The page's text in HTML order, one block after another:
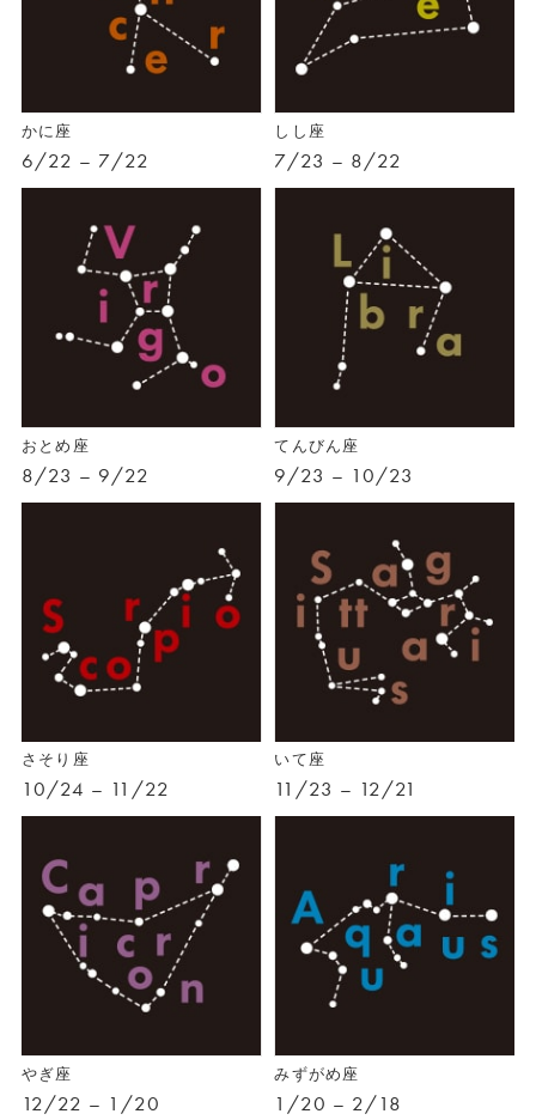
かに座
6/22 – 7/22
しし座
7/23 – 8/22
おとめ座
8/23 – 9/22
てんびん座
9/23 – 10/23
さそり座
10/24 – 11/22
いて座
11/23 – 12/21
やぎ座
12/22 – 1/20
みずがめ座
1/20 – 2/18